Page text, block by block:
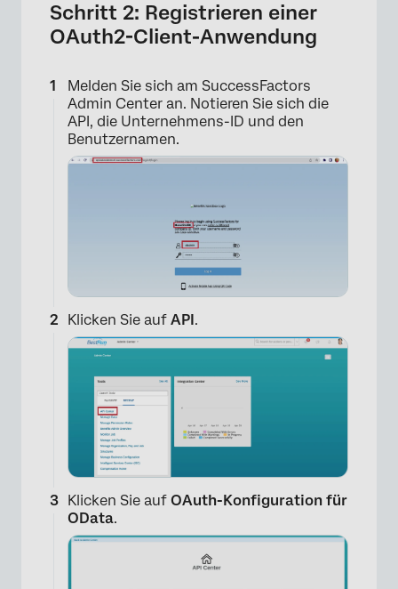
×
Schritt 2: Registrieren einer
OAuth2-Client-Anwendung
Melden Sie sich am SuccessFactors
Admin Center an. Notieren Sie sich die
API, die Unternehmens-ID und den
Benutzernamen.
Klicken Sie auf API .
Klicken Sie auf OAuth-Konfiguration für
OData.